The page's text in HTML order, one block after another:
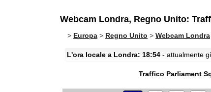
Webcam Londra, Regno Unito:
> Europa > Regno Unito > Webcam Londra
L'ora locale a Londra: 18:54 - attualmente
Traffico Parliament